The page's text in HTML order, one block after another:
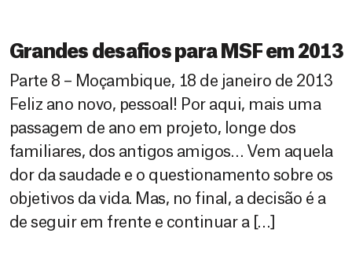
Grandes desafios para MSF em 2013
Parte 8 – Moçambique, 18 de janeiro de 2013
Feliz ano novo, pessoal! Por aqui, mais uma
passagem de ano em projeto, longe dos
familiares, dos antigos amigos… Vem aquela
dor da saudade e o questionamento sobre os
objetivos da vida. Mas, no final, a decisão é a
de seguir em frente e continuar a […]